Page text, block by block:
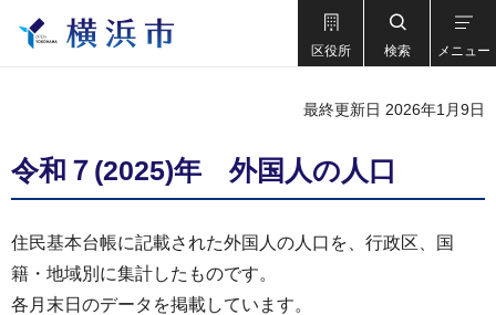
区役所 検索 メニュー
最終更新日 2026年1月9日
令和７(2025)年 外国人の人口
住民基本台帳に記載された外国人の人口を、行政区、国
籍・地域別に集計したものです。
各月末日のデータを掲載しています。